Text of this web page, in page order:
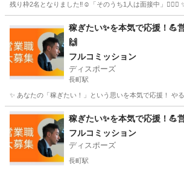
残り枠2名となりました‼︎☺️「そのうち1人は面接中」
南仙台駅 営業 やる気
稼ぎたい✨を本気で応援！💪
🙌
フルコミッション
ディスポーズ
長町駅
✨ あなたの「稼ぎたい！」という思いを本気で応援！ や
宮城 仙台市 長町駅 営業 やる気
稼ぎたい✨を本気で応援！💪
フルコミッション
ディスポーズ
長町駅